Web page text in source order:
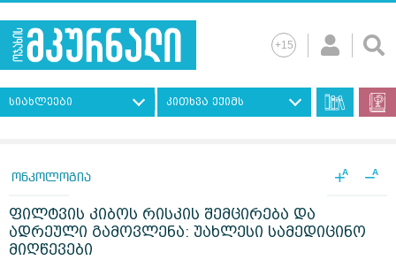
სიახლეები კითხვა ექიმს
ონკოლოგია +A −A
ფილტვის კიბოს რისკის შემცირება და
ადრეული გამოვლენა: უახლესი სამედიცინო
მიღწევები